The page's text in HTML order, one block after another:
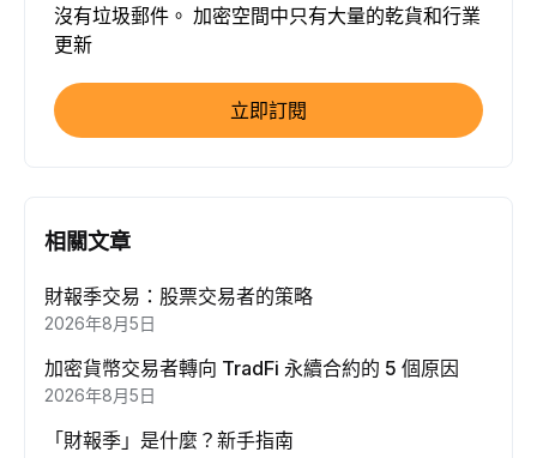
沒有垃圾郵件。 加密空間中只有大量的乾貨和行業
更新
立即訂閱
相關文章
財報季交易：股票交易者的策略
2026年8月5日
加密貨幣交易者轉向 TradFi 永續合約的 5 個原因
2026年8月5日
「財報季」是什麼？新手指南